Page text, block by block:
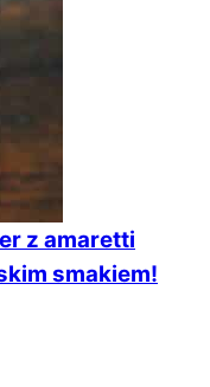
z amaretti
smakiem!